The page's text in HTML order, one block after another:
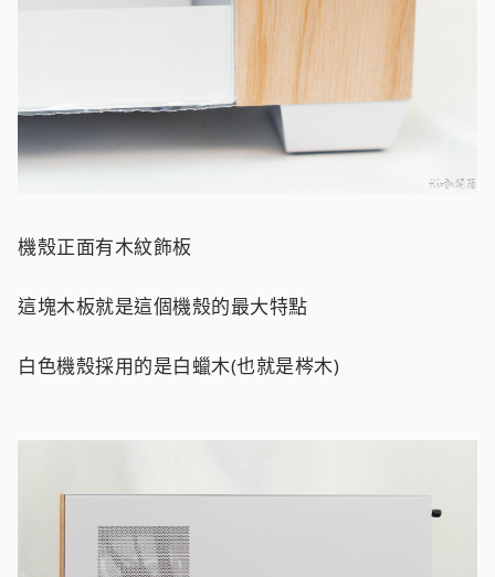
機殼正面有木紋飾板
這塊木板就是這個機殼的最大特點
白色機殼採用的是白蠟木(也就是梣木)